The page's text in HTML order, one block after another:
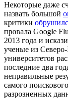
Некоторые даже
назвать большой
критики
провала Google
2013 года и
ученые из
университетов
последние два
неправильные
самого
разрозненных